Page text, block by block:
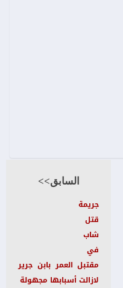
السابق>>
جريمة
قتل
شاب
في
مقتبل العمر بابن جرير
لازالت أسبابها مجهولة